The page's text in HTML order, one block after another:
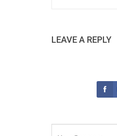
LEAVE A REPLY